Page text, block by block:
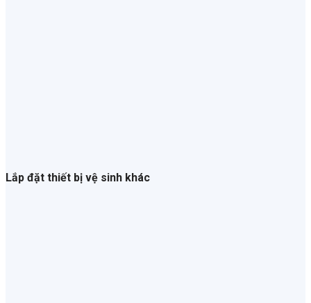
Lắp đặt thiết bị vệ sinh khác